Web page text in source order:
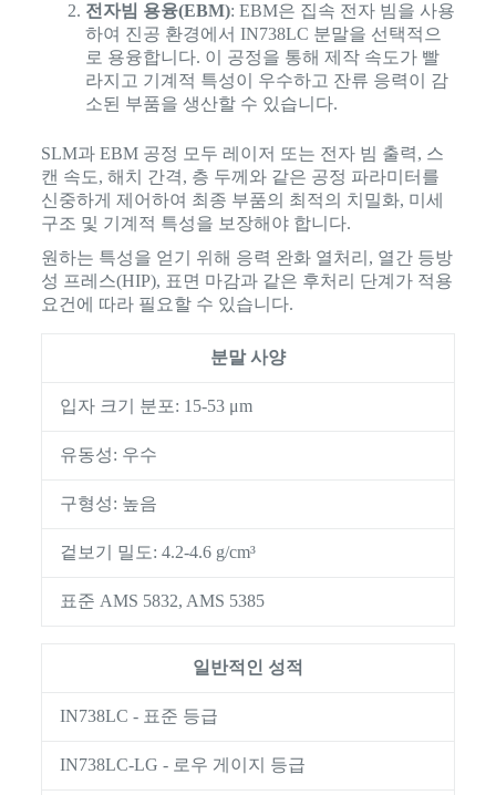
전자빔 용융(EBM): EBM은 집속 전자 빔을 사용
하여 진공 환경에서 IN738LC 분말을 선택적으
로 용융합니다. 이 공정을 통해 제작 속도가 빨
라지고 기계적 특성이 우수하고 잔류 응력이 감
소된 부품을 생산할 수 있습니다.
SLM과 EBM 공정 모두 레이저 또는 전자 빔 출력, 스
캔 속도, 해치 간격, 층 두께와 같은 공정 파라미터를
신중하게 제어하여 최종 부품의 최적의 치밀화, 미세
구조 및 기계적 특성을 보장해야 합니다.
원하는 특성을 얻기 위해 응력 완화 열처리, 열간 등방
성 프레스(HIP), 표면 마감과 같은 후처리 단계가 적용
요건에 따라 필요할 수 있습니다.
분말 사양
입자 크기 분포: 15-53 μm
유동성: 우수
구형성: 높음
겉보기 밀도: 4.2-4.6 g/cm³
표준 AMS 5832, AMS 5385
일반적인 성적
IN738LC - 표준 등급
IN738LC-LG - 로우 게이지 등급